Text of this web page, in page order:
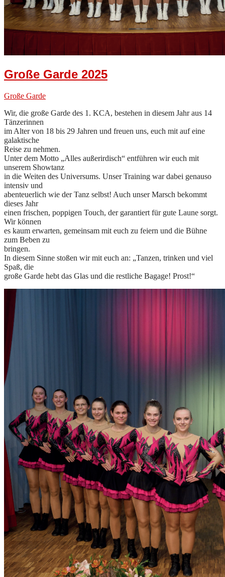
Große Garde 2025
Große Garde
Wir, die große Garde des 1. KCA, bestehen in diesem Jahr aus 14
Tänzerinnen
im Alter von 18 bis 29 Jahren und freuen uns, euch mit auf eine
galaktische
Reise zu nehmen.
Unter dem Motto „Alles außerirdisch“ entführen wir euch mit
unserem Showtanz
in die Weiten des Universums. Unser Training war dabei genauso
intensiv und
abenteuerlich wie der Tanz selbst! Auch unser Marsch bekommt
dieses Jahr
einen frischen, poppigen Touch, der garantiert für gute Laune sorgt.
Wir können
es kaum erwarten, gemeinsam mit euch zu feiern und die Bühne
zum Beben zu
bringen.
In diesem Sinne stoßen wir mit euch an: „Tanzen, trinken und viel
Spaß, die
große Garde hebt das Glas und die restliche Bagage! Prost!“